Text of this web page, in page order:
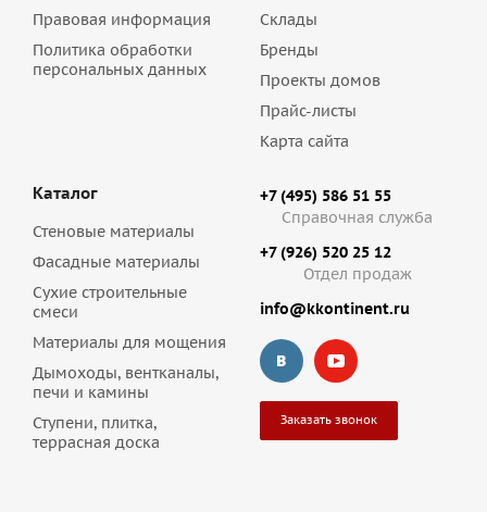
Правовая информация
Политика обработки
персональных данных
Склады
Бренды
Проекты домов
Прайс-листы
Карта сайта
Каталог
Стеновые материалы
Фасадные материалы
Сухие строительные
смеси
Материалы для мощения
Дымоходы, вентканалы,
печи и камины
Ступени, плитка,
террасная доска
+7 (495) 586 51 55
Справочная служба
+7 (926) 520 25 12
Отдел продаж
info@kkontinent.ru
Заказать звонок